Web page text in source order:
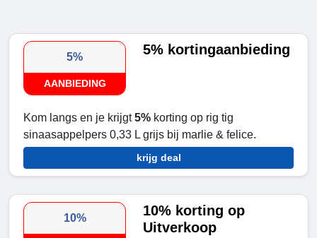
5%
AANBIEDING
5% kortingaanbieding
Kom langs en je krijgt5% korting op rig tig
sinaasappelpers 0,33 L grijs bij marlie & felice.
krijg deal
10%
10% korting op
Uitverkoop